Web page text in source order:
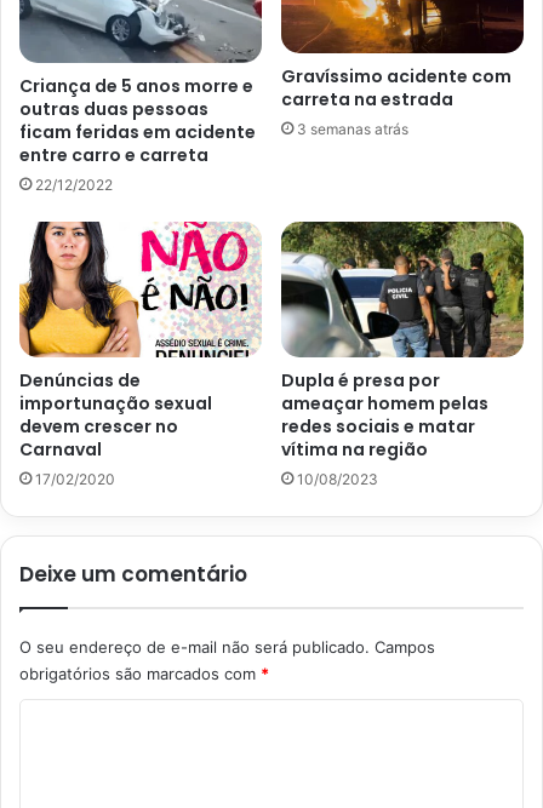
Criança de 5 anos morre e
outras duas pessoas
ficam feridas em acidente
entre carro e carreta
22/12/2022
Gravíssimo acidente com
carreta na estrada
3 semanas atrás
Denúncias de
importunação sexual
devem crescer no
Carnaval
17/02/2020
Dupla é presa por
ameaçar homem pelas
redes sociais e matar
vítima na região
10/08/2023
Deixe um comentário
O seu endereço de e-mail não será publicado. Campos
obrigatórios são marcados com *